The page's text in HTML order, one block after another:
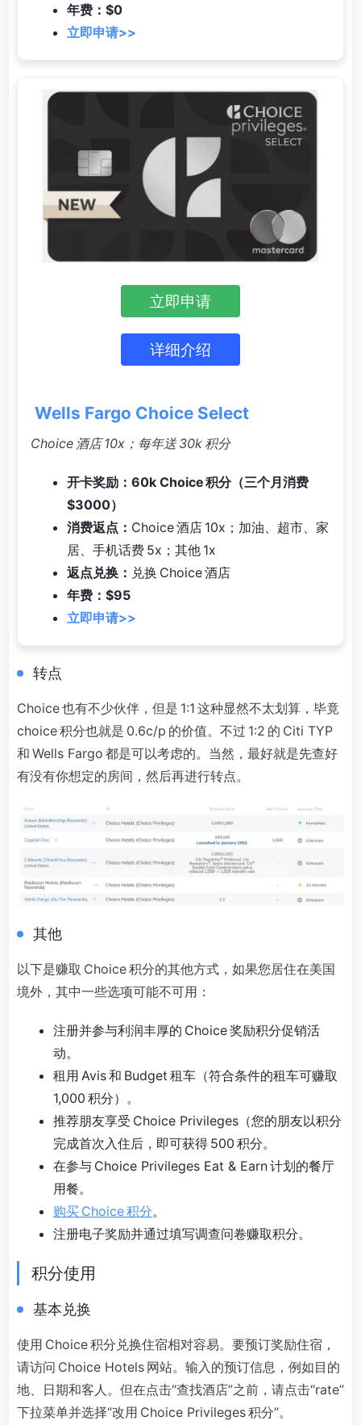
年费：$0
立即申请>>
立即申请
详细介绍
Wells Fargo Choice Select
Choice 酒店 10x；每年送 30k 积分
开卡奖励：60k Choice 积分（三个月消费
$3000）
消费返点： Choice 酒店 10x；加油、超市、家
居、手机话费 5x；其他 1x
返点兑换： 兑换 Choice 酒店
年费：$95
立即申请>>
转点
Choice 也有不少伙伴，但是 1:1 这种显然不太划算，毕竟
choice 积分也就是 0.6c/p 的价值。不过 1:2 的 Citi TYP
和 Wells Fargo 都是可以考虑的。当然，最好就是先查好
有没有你想定的房间，然后再进行转点。
其他
以下是赚取 Choice 积分的其他方式，如果您居住在美国
境外，其中一些选项可能不可用：
注册并参与利润丰厚的 Choice 奖励积分促销活
动。
租用 Avis 和 Budget 租车（符合条件的租车可赚取
1,000 积分）。
推荐朋友享受 Choice Privileges（您的朋友以积分
完成首次入住后，即可获得 500 积分。
在参与 Choice Privileges Eat & Earn 计划的餐厅
用餐。
购买 Choice 积分。
注册电子奖励并通过填写调查问卷赚取积分。
积分使用
基本兑换
使用 Choice 积分兑换住宿相对容易。要预订奖励住宿，
请访问 Choice Hotels 网站。输入的预订信息，例如目的
地、日期和客人。但在点击“查找酒店”之前，请点击“rate”
下拉菜单并选择“改用 Choice Privileges 积分”。